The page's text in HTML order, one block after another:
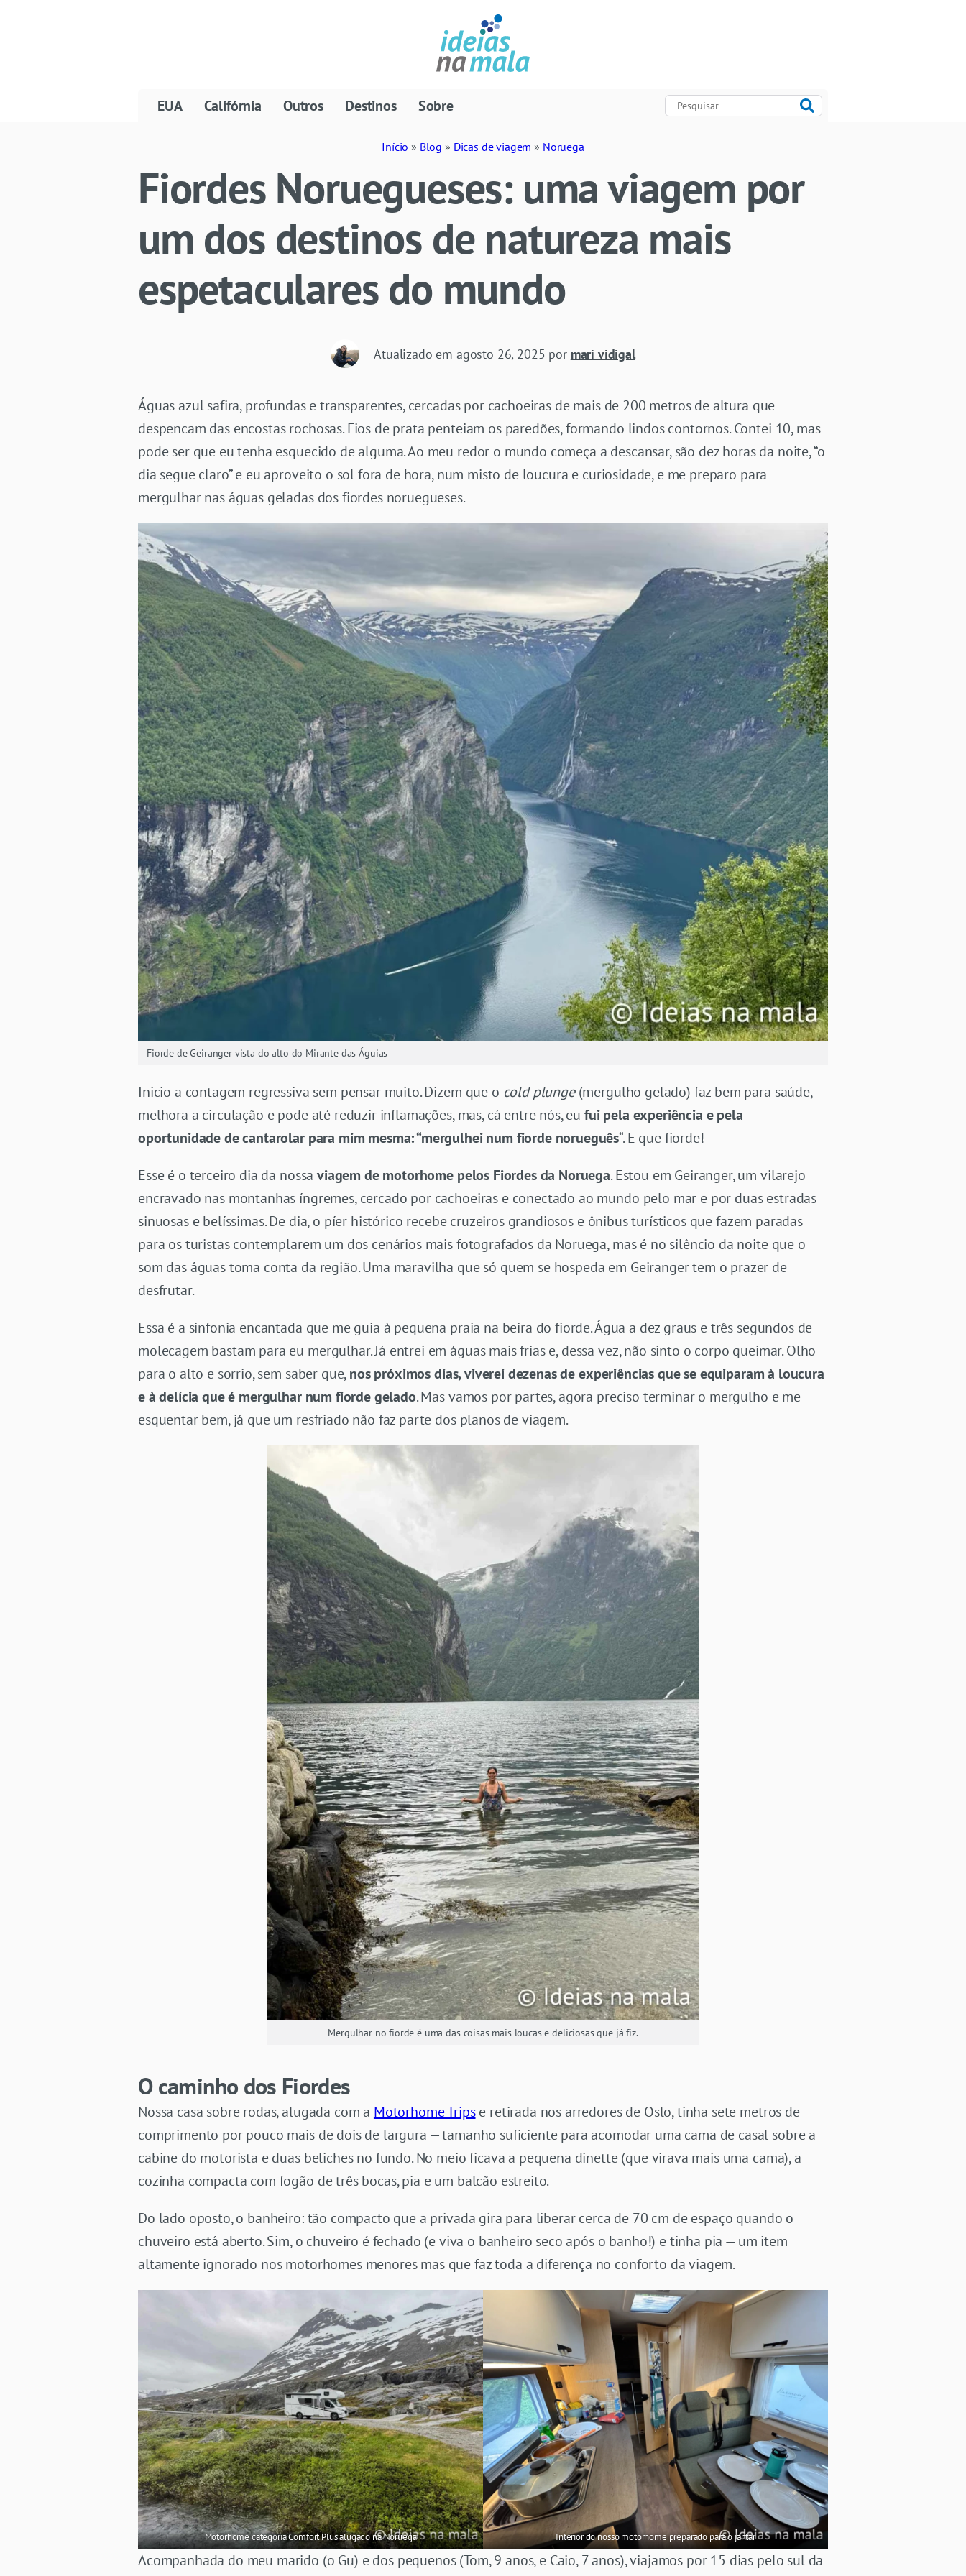
EUA Califórnia Outros Destinos Sobre
Início » Blog » Dicas de viagem » Noruega
Fiordes Noruegueses: uma viagem por
um dos destinos de natureza mais
espetaculares do mundo
Atualizado em agosto 26, 2025 por mari vidigal
Águas azul safira, profundas e transparentes, cercadas por cachoeiras de mais de 200 metros de altura que
despencam das encostas rochosas. Fios de prata penteiam os paredões, formando lindos contornos. Contei 10, mas
pode ser que eu tenha esquecido de alguma. Ao meu redor o mundo começa a descansar, são dez horas da noite, “o
dia segue claro” e eu aproveito o sol fora de hora, num misto de loucura e curiosidade, e me preparo para
mergulhar nas águas geladas dos fiordes noruegueses.
Fiorde de Geiranger vista do alto do Mirante das Águias
Inicio a contagem regressiva sem pensar muito. Dizem que o cold plunge(mergulho gelado) faz bem para saúde,
melhora a circulação e pode até reduzir inflamações, mas, cá entre nós, eu fui pela experiência e pela
oportunidade de cantarolar para mim mesma: “mergulhei num fiorde norueguês“. E que fiorde!
Esse é o terceiro dia da nossaviagem de motorhome pelos Fiordes da Noruega. Estou em Geiranger, um vilarejo
encravado nas montanhas íngremes, cercado por cachoeiras e conectado ao mundo pelo mar e por duas estradas
sinuosas e belíssimas. De dia, o píer histórico recebe cruzeiros grandiosos e ônibus turísticos que fazem paradas
para os turistas contemplarem um dos cenários mais fotografados da Noruega, mas é no silêncio da noite que o
som das águas toma conta da região. Uma maravilha que só quem se hospeda em Geiranger tem o prazer de
desfrutar.
Essa é a sinfonia encantada que me guia à pequena praia na beira do fiorde. Água a dez graus e três segundos de
molecagem bastam para eu mergulhar. Já entrei em águas mais frias e, dessa vez, não sinto o corpo queimar. Olho
para o alto e sorrio, sem saber que,nos próximos dias, viverei dezenas de experiências que se equiparam à loucura
e à delícia que é mergulhar num fiorde gelado. Mas vamos por partes, agora preciso terminar o mergulho e me
esquentar bem, já que um resfriado não faz parte dos planos de viagem.
Mergulhar no fiorde é uma das coisas mais loucas e deliciosas que já fiz.
O caminho dos Fiordes
Nossa casa sobre rodas, alugada com a Motorhome Tripse retirada nos arredores de Oslo, tinha sete metros de
comprimento por pouco mais de dois de largura — tamanho suficiente para acomodar uma cama de casal sobre a
cabine do motorista e duas beliches no fundo. No meio ficava a pequena dinette (que virava mais uma cama), a
cozinha compacta com fogão de três bocas, pia e um balcão estreito.
Do lado oposto, o banheiro: tão compacto que a privada gira para liberar cerca de 70 cm de espaço quando o
chuveiro está aberto. Sim, o chuveiro é fechado (e viva o banheiro seco após o banho!) e tinha pia — um item
altamente ignorado nos motorhomes menores mas que faz toda a diferença no conforto da viagem.
Motorhome categoria Comfort Plus alugado na Noruega Interior do nosso motorhome preparado para o jantar
Acompanhada do meu marido (o Gu) e dos pequenos (Tom, 9 anos, e Caio, 7 anos), viajamos por 15 dias pelo sul da